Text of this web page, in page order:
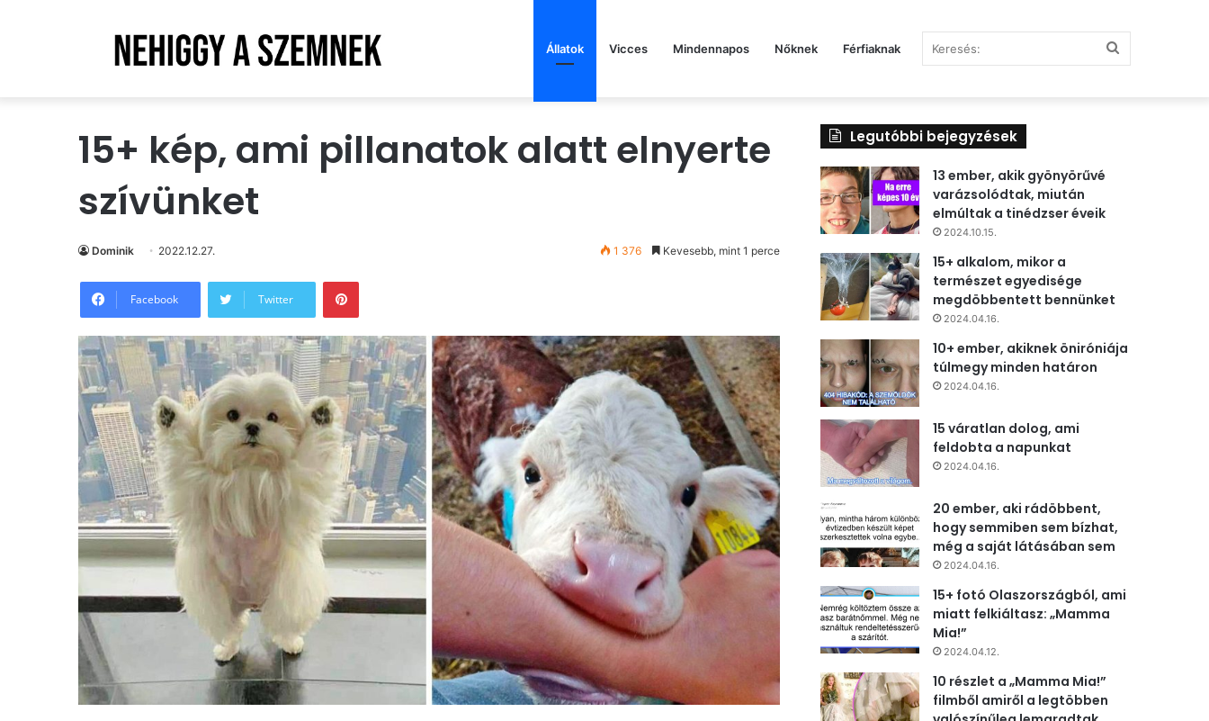
Állatok Vicces Mindennapos Nőknek Férfiaknak
15+ kép, ami pillanatok alatt elnyerte
szívünket
Dominik 2022.12.27. 1 376 Kevesebb, mint 1 perce
Facebook Twitter
Pinterest
Legutóbbi bejegyzések
13 ember, akik gyönyörűvé
varázsolódtak, miután
elmúltak a tinédzser éveik
2024.10.15.
15+ alkalom, mikor a
természet egyedisége
megdöbbentett bennünket
2024.04.16.
10+ ember, akiknek öniróniája
túlmegy minden határon
2024.04.16.
15 váratlan dolog, ami
feldobta a napunkat
2024.04.16.
20 ember, aki rádöbbent,
hogy semmiben sem bízhat,
még a saját látásában sem
2024.04.16.
15+ fotó Olaszországból, ami
miatt felkiáltasz: „Mamma
Mia!”
2024.04.12.
10 részlet a „Mamma Mia!”
filmből amiről a legtöbben